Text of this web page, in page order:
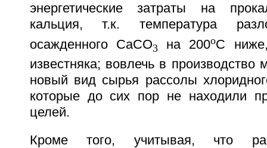
энергетические затраты на
кальция, т.к. температура
осажденного СаСО3 на 200оС
известняка; вовлечь в производство
новый вид сырья рассолы
которые до сих пор не находили
целей.
Кроме того, учитывая, что